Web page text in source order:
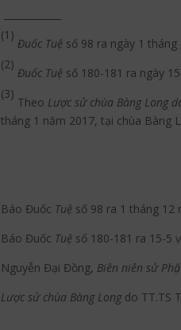
(1)
Đuốc Tuệ số 98 ra ngày 1 tháng
(2)
Đuốc Tuệ số 180-181 ra ngày
(3)
Theo Lược sử chùa Bàng Long
tháng 1 năm 2017, tại chùa Bàng
Báo Đuốc Tuệ số 98 ra 1 tháng 12
Báo Đuốc Tuệ số 180-181 ra 15-5
Nguyễn Đại Đồng, Biên niên sử
L ược sử chùa Bàng Longdo TT.TS